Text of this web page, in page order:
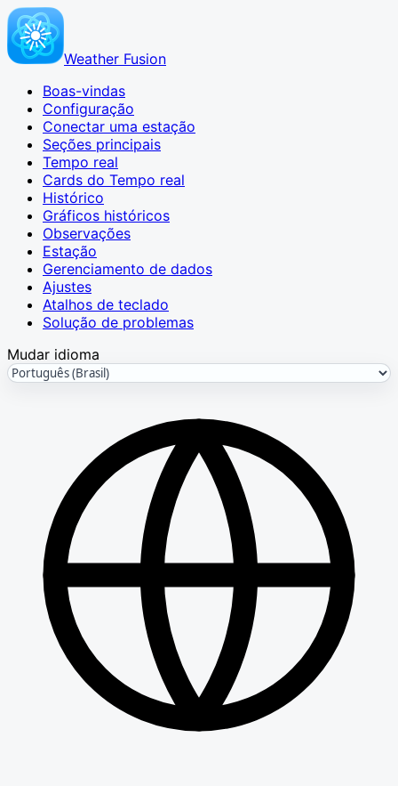
Weather Fusion
Boas-vindas
Configuração
Conectar uma estação
Seções principais
Tempo real
Cards do Tempo real
Histórico
Gráficos históricos
Observações
Estação
Gerenciamento de dados
Ajustes
Atalhos de teclado
Solução de problemas
Mudar idioma